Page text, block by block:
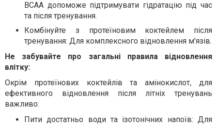
BCAA допоможе підтримувати гідратацію під час
та після тренування.
Комбінуйте з протеїновим коктейлем після
тренування: Для комплексного відновлення м'язів.
Не забувайте про загальні правила відновлення
влітку:
Окрім протеїнових коктейлів та амінокислот, для
ефективного відновлення після літніх тренувань
важливо:
Пити достатньо води та ізотонічних напоїв: Для